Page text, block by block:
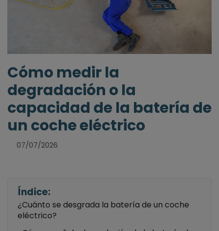
Cómo medir la
degradación o la
capacidad de la batería de
un coche eléctrico
07/07/2026
Índice:
¿Cuánto se desgrada la batería de un coche
eléctrico?